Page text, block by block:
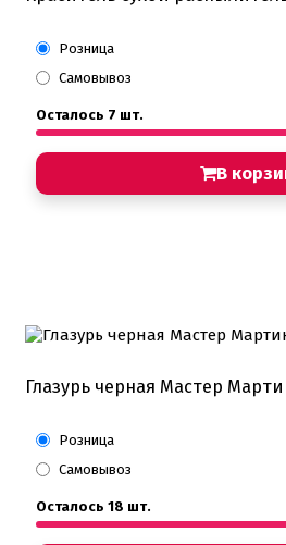
Розница
Самовывоз
Осталось 7 шт.
В
Глазурь черная Мастер
Розница
Самовывоз
Осталось 18 шт.